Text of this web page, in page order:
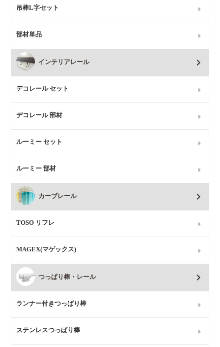
吊棒L字セット
部材単品
インテリアレール
デコレール セット
デコレール 部材
ルーミー セット
ルーミー 部材
カーブレール
TOSO リフレ
MAGEX(マゲックス)
つっぱり棒・レール
ランナー付きつっぱり棒
ステンレスつっぱり棒